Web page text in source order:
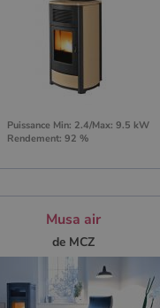
Puissance Min: 2.4/Max: 9.5 kW
Rendement: 92 %
Musa air
de MCZ